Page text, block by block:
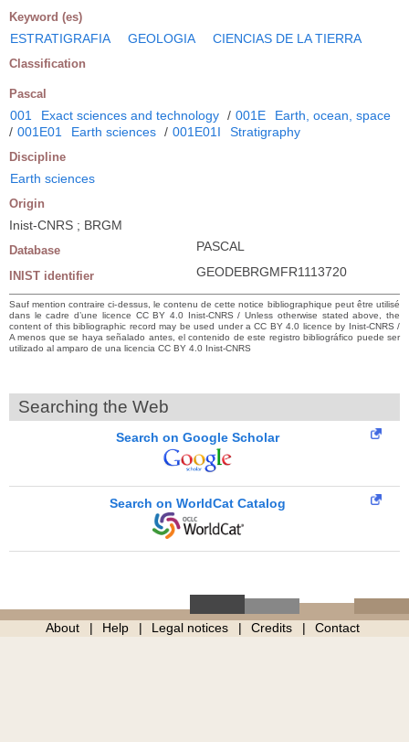
Keyword (es)
ESTRATIGRAFIA GEOLOGIA CIENCIAS DE LA TIERRA
Classification
Pascal
001 Exact sciences and technology / 001E
Earth, ocean, space
/ 001E01 Earth sciences / 001E01I Stratigraphy
Discipline
Earth sciences
Origin
Inist-CNRS ; BRGM
Database PASCAL
INIST identifier GEODEBRGMFR1113720
Sauf mention contraire ci-dessus, le contenu de cette notice bibliographique peut être utilisé
dans le cadre d’une licence CC BY 4.0 Inist-CNRS / Unless otherwise stated above, the
content of this bibliographic record may be used under a CC BY 4.0 licence by Inist-CNRS /
A menos que se haya señalado antes, el contenido de este registro bibliográfico puede ser
utilizado al amparo de una licencia CC BY 4.0 Inist-CNRS
Searching the Web
Search on Google Scholar
Search on WorldCat Catalog
About Help Legal notices Credits Contact